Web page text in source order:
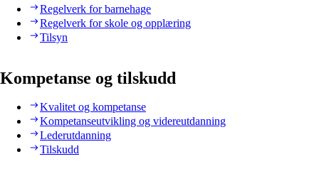
Regelverk for barnehage
Regelverk for skole og opplæring
Tilsyn
Kompetanse og tilskudd
Kvalitet og kompetanse
Kompetanseutvikling og videreutdanning
Lederutdanning
Tilskudd